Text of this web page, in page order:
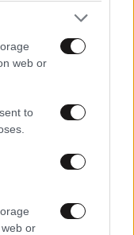
web or
to
or
όλων «πάγωσε»
του
της Νέας
έφυγε από τη
σε μια από
ελληνικών